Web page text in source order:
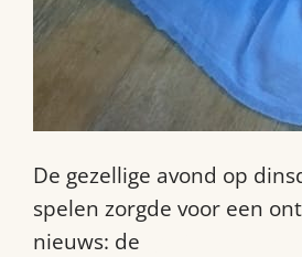
De gezellige avond op
spelen zorgde voor een
nieuws: de